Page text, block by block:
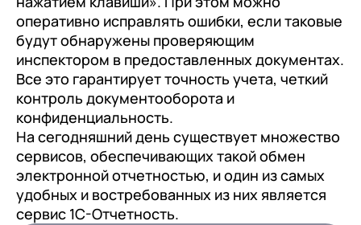
оперативно исправлять ошибки, если таковые
будут обнаружены проверяющим
инспектором в предоставленных документах.
Все это гарантирует точность учета, четкий
контроль документооборота и
конфиденциальность.
На сегодняшний день существует множество
сервисов, обеспечивающих такой обмен
электронной отчетностью, и один из самых
удобных и востребованных из них является
сервис 1С-Отчетность.